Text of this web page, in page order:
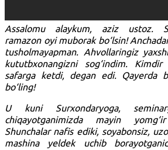
Assalomu alaykum, aziz ustoz.
ramazon oyi muborak bo‘lsin!
tusholmayapman. Ahvollaringiz
kututbxonangizni sog‘indim.
safarga ketdi, degan edi. Qayerda
bo‘ling!
U kuni Surxondaryoga,
chiqayotganimizda mayin
Shunchalar nafis ediki, soyabonsiz,
mashina yeldek uchib